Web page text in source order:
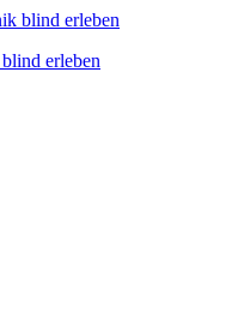
erleben